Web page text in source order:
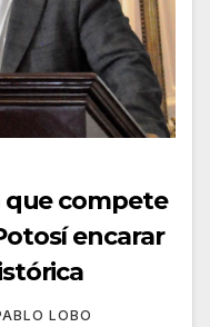
que compete
encarar
LOBO